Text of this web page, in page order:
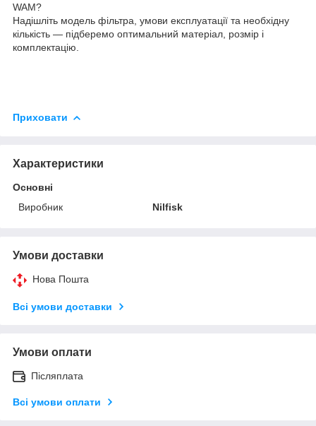
WAM?
Надішліть модель фільтра, умови експлуатації та необхідну
кількість — підберемо оптимальний матеріал, розмір і
комплектацію.
Приховати
Характеристики
Основні
Виробник
Nilfisk
Умови доставки
Нова Пошта
Всі умови доставки
Умови оплати
Післяплата
Всі умови оплати